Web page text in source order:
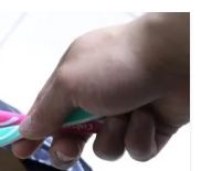
خودرو
سرگرمی
دانستنی‌ها
بازی